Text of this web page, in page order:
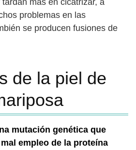
problemas en las
se producen fusiones de
de la piel de
mutación genética que
empleo de la proteína